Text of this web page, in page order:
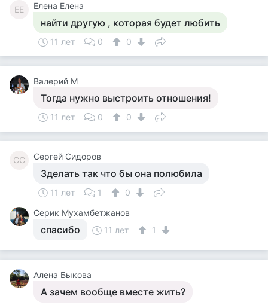
ЕЕ Елена Елена
найти другую , которая будет любить
11 лет 0 0
Валерий М
Тогда нужно выстроить отношения!
11 лет 0 0
СС Сергей Сидоров
Зделать так что бы она полюбила
11 лет 1
0
Серик Мухамбетжанов
спасибо 11 лет 1
Алена Быкова
А зачем вообще вместе жить?